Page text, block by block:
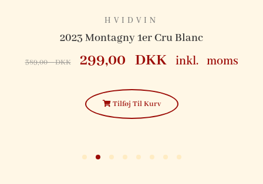
HVIDVIN
2023 Montagny 1er Cru Blanc
389,00DKK 299,00 DKK inkl. moms
Tilføj Til Kurv